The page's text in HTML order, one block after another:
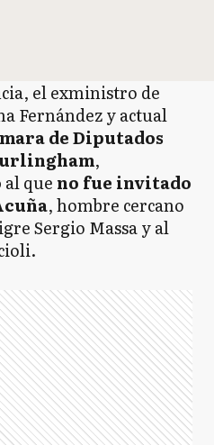
el exministro de
Fernández y actual
de Diputados
,
al que no fue invitado
, hombre cercano
Sergio Massa y al